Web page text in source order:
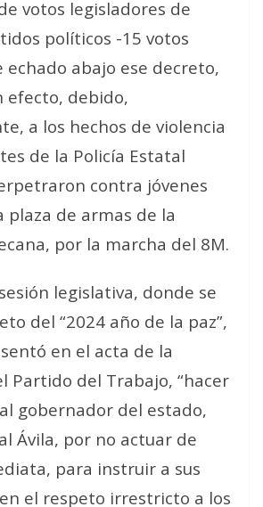
votos legisladores de
políticos -15 votos
echado abajo ese decreto,
efecto, debido,
a los hechos de violencia
de la Policía Estatal
contra jóvenes
plaza de armas de la
por la marcha del 8M.
legislativa, donde se
del “2024 año de la paz”,
en el acta de la
Partido del Trabajo, “hacer
gobernador del estado,
Ávila, por no actuar de
para instruir a sus
el respeto irrestricto a los